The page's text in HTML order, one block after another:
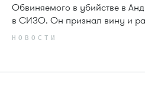
Обвиняемого в убийстве в
в СИЗО. Он признал вину и
НОВОСТИ